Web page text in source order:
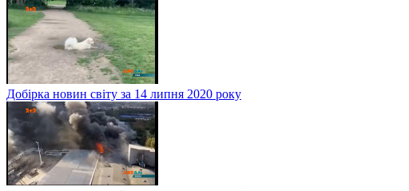
Добірка новин світу за 14 липня 2020 року